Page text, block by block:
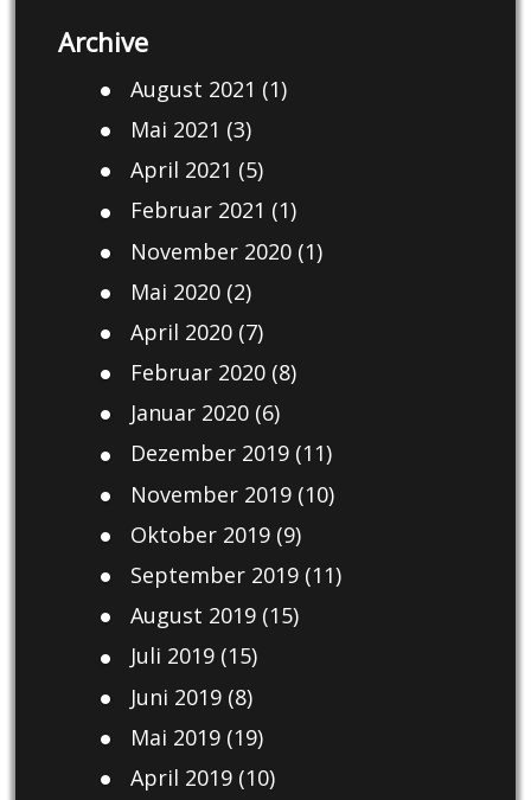
Archive
August 2021 (1)
Mai 2021 (3)
April 2021 (5)
Februar 2021 (1)
November 2020(1)
Mai 2020(2)
April 2020(7)
Februar 2020(8)
Januar 2020(6)
Dezember 2019(11)
November 2019(10)
Oktober 2019(9)
September 2019(11)
August 2019(15)
Juli 2019(15)
Juni 2019(8)
Mai 2019(19)
April 2019(10)